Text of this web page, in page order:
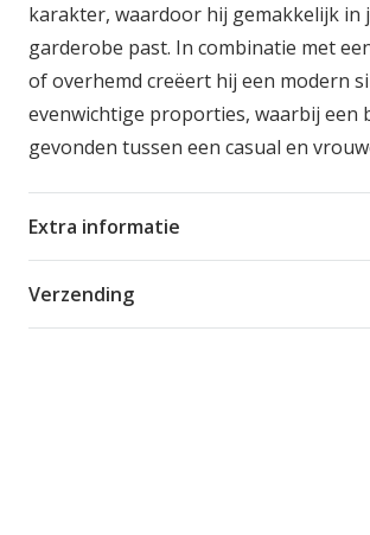
karakter, waardoor hij gemakkelijk in
garderobe past. In combinatie met
of overhemd creëert hij een modern
evenwichtige proporties, waarbij een
gevonden tussen een casual en
Extra informatie
Verzending